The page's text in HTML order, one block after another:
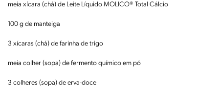
meia xícara (chá) de Leite Líquido MOLICO® Total Cálcio
100 g de manteiga
3 xícaras (chá) de farinha de trigo
meia colher (sopa) de fermento químico em pó
3 colheres (sopa) de erva-doce